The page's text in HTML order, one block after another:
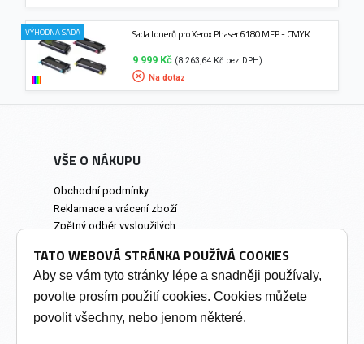
VÝHODNÁ SADA Sada tonerů pro Xerox Phaser 6180 MFP - CMYK
9 999 Kč (8 263,64 Kč bez DPH)
Na dotaz
VŠE O NÁKUPU
Obchodní podmínky
Reklamace a vrácení zboží
Zpětný odběr vysloužilých
Prodejna a osobní odběr
INFORMACE
TATO WEBOVÁ STRÁNKA POUŽÍVÁ COOKIES
Aby se vám tyto stránky lépe a snadněji používaly,
povolte prosím použití cookies. Cookies můžete
povolit všechny, nebo jenom některé.